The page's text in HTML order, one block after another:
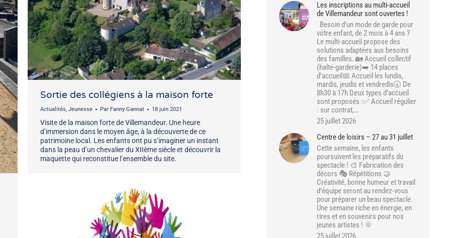
Sortie des collégiens à la maison forte
Actualités, Jeunesse Par Fanny Gannat 18 juin 2021
Visite de la maison forte de Villemandeur. Une heure
d’immersion dans le moyen âge, à la découverte de ce
patrimoine local. Les enfants ont pu s’imaginer un instant
dans la peau d’un chevalier du XIIème siècle et découvrir la
maquette qui reconstitue l’ensemble du site.
Les inscriptions au multi-accueil
de Villemandeur sont ouvertes !
Besoin d’un mode de garde pour
votre enfant, de 2 mois à 4 ans ?
Le multi-accueil propose des
solutions adaptées aux besoins
des familles. 🏡 Accueil collectif
(halte-garderie)➡️ 14 places
d’accueil📅 Accueil les lundis,
mardis, jeudis et vendredis🕣 De
8h30 à 17h Deux types d’accueil
sont proposés :✅ Accueil régulier
: sur contrat,…
25 juillet 2026
Centre de loisirs – 27 au 31 juillet
Cette semaine, les enfants
poursuivent les préparatifs du
spectacle ! 🎨 Fabrication des
décors 🎭 Répétitions 🤝
Créativité, bonne humeur et travail
d’équipe seront au rendez-vous
pour préparer un beau spectacle.
Une semaine riche en énergie, en
rires et en souvenirs pour nos
jeunes artistes ! 🌞
25 juillet 2026